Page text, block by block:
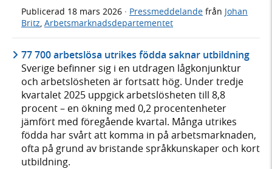
Publicerad 18 mars 2026 · Pressmeddelande från Johan
Britz, Arbetsmarknadsdepartementet
77 700 arbetslösa utrikes födda saknar utbildning
Sverige befinner sig i en utdragen lågkonjunktur
och arbetslösheten är fortsatt hög. Under tredje
kvartalet 2025 uppgick arbetslösheten till 8,8
procent – en ökning med 0,2 procentenheter
jämfört med föregående kvartal. Många utrikes
födda har svårt att komma in på arbetsmarknaden,
ofta på grund av bristande språkkunskaper och kort
utbildning.